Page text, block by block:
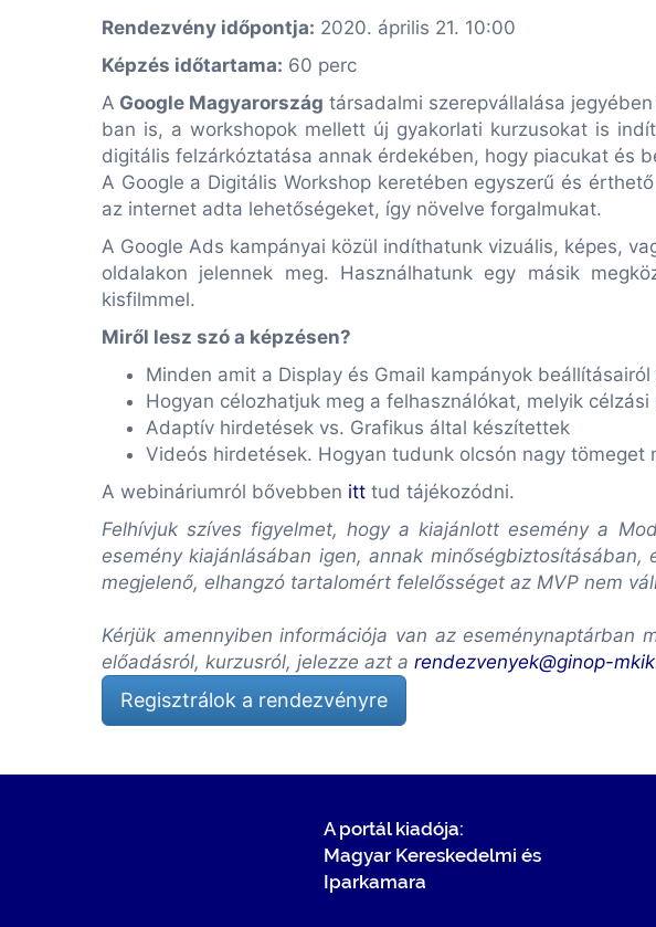
Rendezvény időpontja: 2020. április 21. 10:00
Képzés időtartama: 60 perc
A Google Magyarország társadalmi szerepvállalása
ban is, a workshopok mellett új gyakorlati kurzusokat is
digitális felzárkóztatása annak érdekében, hogy piacukat és
A Google a Digitális Workshop keretében egyszerű és
az internet adta lehetőségeket, így növelve forgalmukat.
A Google Ads kampányai közül indíthatunk vizuális, képes,
oldalakon jelennek meg. Használhatunk egy másik
kisfilmmel.
Miről lesz szó a képzésen?
Minden amit a Display és Gmail kampányok
Hogyan célozhatjuk meg a felhasználókat, melyik
Adaptív hirdetések vs. Grafikus által készítettek
Videós hirdetések. Hogyan tudunk olcsón nagy tömeget
A webináriumról bővebben itt tud tájékozódni.
Felhívjuk szíves figyelmet, hogy a kiajánlott esemény a
esemény kiajánlásában igen, annak
megjelenő, elhangzó tartalomért felelősséget az MVP nem
Kérjük amennyiben információja van az
előadásról, kurzusról, jelezze azt a rendezvenyek@ginop-
Regisztrálok a rendezvényre
A portál kiadója:
Magyar Kereskedelmi és
Iparkamara